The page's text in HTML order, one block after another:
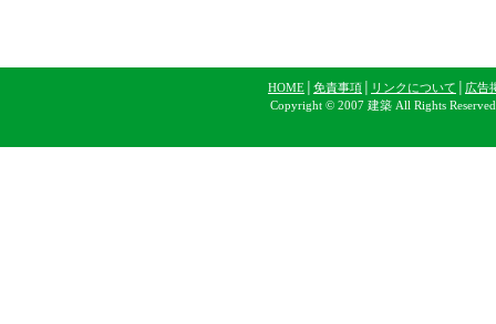
HOME 免責事項 リンクについて
広告
Copyright © 2007 建築 All Rights